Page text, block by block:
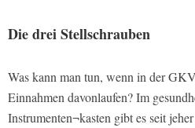
Die drei Stellschrauben
Was kann man tun, wenn in der
Einnahmen davonlaufen? Im
Instrumenten¬kasten gibt es seit